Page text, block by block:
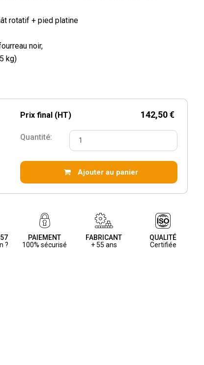
rotatif + pied platine
noir,
kg)
Prix final (HT) 142,50 €
Quantité:
Ajouter au panier
?
PAIEMENT
100% sécurisé
FABRICANT
+ 55 ans
QUALITÉ
Certifiée